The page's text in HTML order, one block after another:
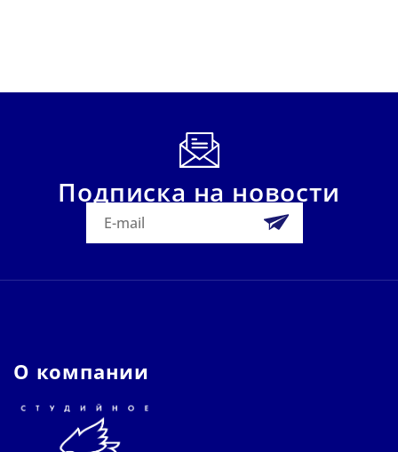
Подписка на новости
О компании